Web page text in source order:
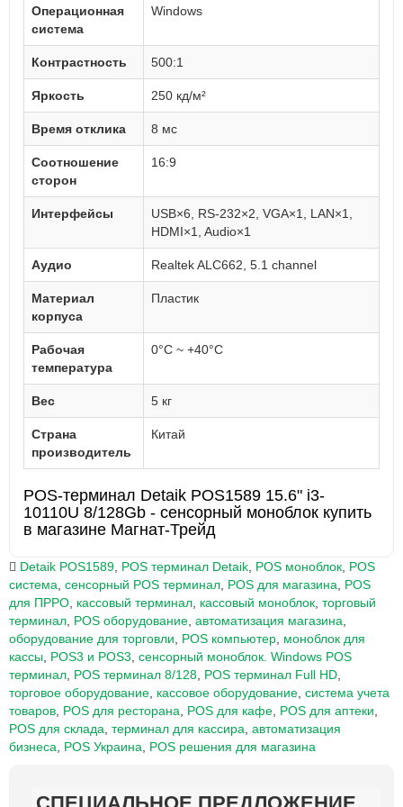
Операционная
система
Windows
Контрастность 500:1
Яркость 250 кд/м²
Время отклика 8 мс
Соотношение
сторон
16:9
Интерфейсы
USB×6, RS-232×2, VGA×1, LAN×1,
HDMI×1, Audio×1
Аудио Realtek ALC662, 5.1 channel
Материал
корпуса
Пластик
Рабочая
температура
0°C ~ +40°C
Вес 5 кг
Страна
производитель
Китай
POS-терминал Detaik POS1589 15.6" i3-
10110U 8/128Gb - сенсорный моноблок купить
в магазине Магнат-Трейд
Detaik POS1589, POS терминал Detaik, POS моноблок, POS
система, сенсорный POS терминал, POS для магазина, POS
для ПРРО, кассовый терминал, кассовый моноблок, торговый
терминал, POS оборудование, автоматизация магазина,
оборудование для торговли, POS компьютер, моноблок для
кассы, POS3 и POS3, сенсорный моноблок. Windows POS
терминал, POS терминал 8/128, POS терминал Full HD,
торговое оборудование, кассовое оборудование, система учета
товаров, POS для ресторана, POS для кафе, POS для аптеки,
POS для склада, терминал для кассира, автоматизация
бизнеса, POS Украина, POS решения для магазина